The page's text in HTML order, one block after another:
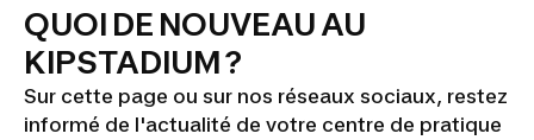
QUOI DE NOUVEAU AU
KIPSTADIUM ?
Sur cette page ou sur nos réseaux sociaux, restez
informé de l'actualité de votre centre de pratique